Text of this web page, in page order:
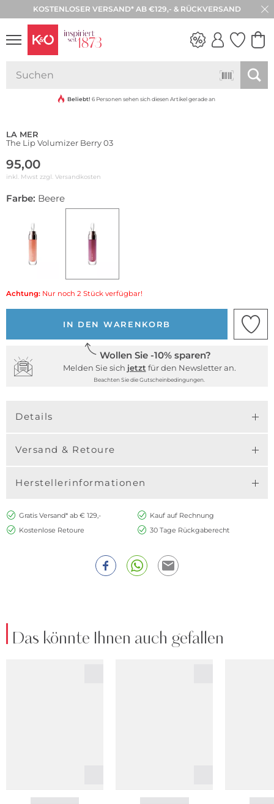
KOSTENLOSER VERSAND* AB €129,- & RÜCKVERSAND
30 TAGE RÜCKGABE
VIBES
Beliebt! 6 Personen sehen sich diesen Artikel gerade an
LA MER
The Lip Volumizer Berry 03
95,00
inkl. Mwst zzgl. Versandkosten
Farbe: Beere
Achtung: Nur noch 2 Stück verfügbar!
IN DEN WARENKORB
Wollen Sie -10% sparen?
Melden Sie sich jetzt für den Newsletter an.
Beachten Sie die Gutscheinbedingungen.
Details
Versand & Retoure
Herstellerinformationen
Gratis Versand* ab € 129,-
Kauf auf Rechnung
Kostenlose Retoure
30 Tage Rückgaberecht
Das könnte Ihnen auch gefallen